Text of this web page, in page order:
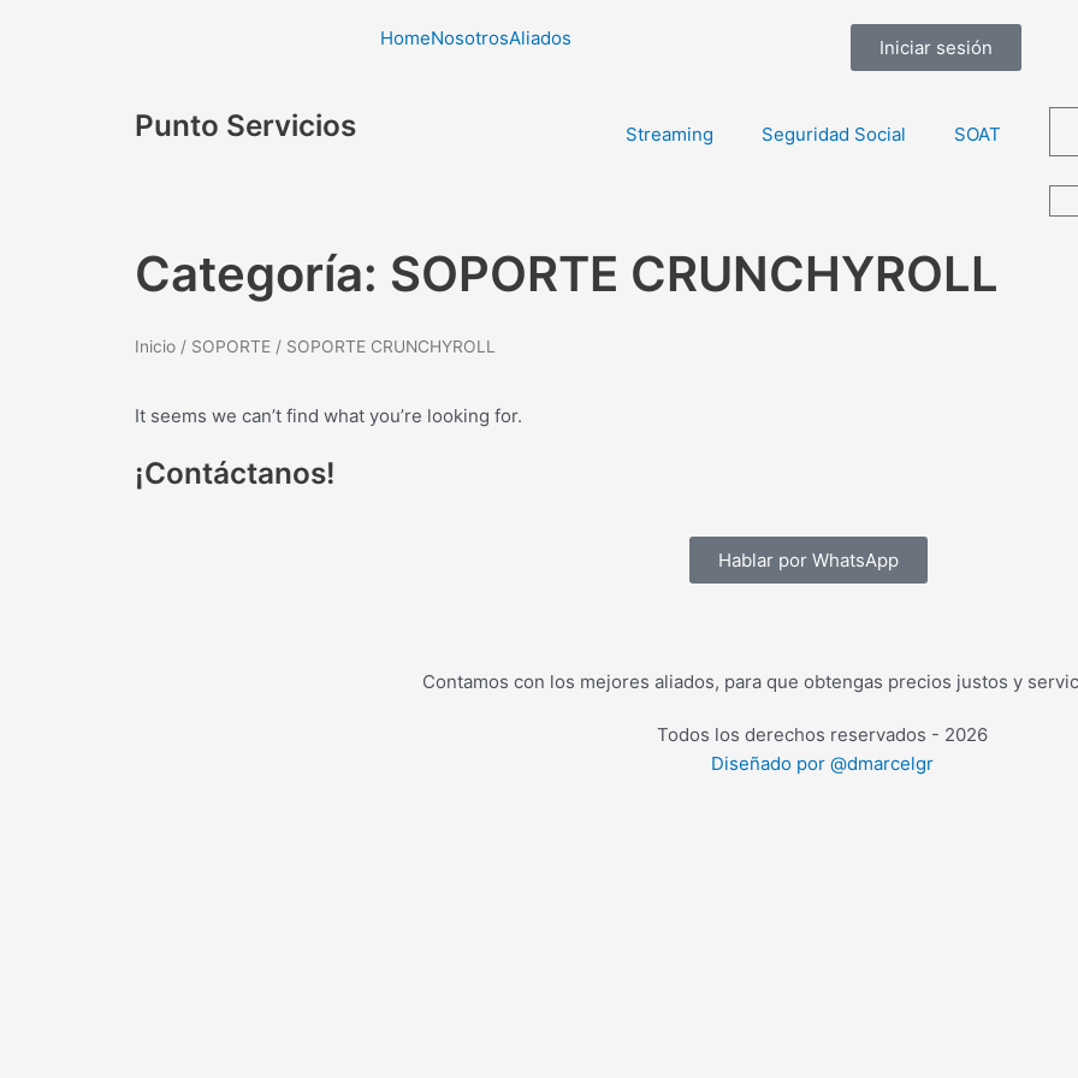
HomeNosotrosAliados Iniciar sesión
Punto Servicios Streaming Seguridad Social SOAT
Categoría: SOPORTE CRUNCHYROLL
Inicio / SOPORTE / SOPORTE CRUNCHYROLL
It seems we can’t find what you’re looking for.
¡Contáctanos!
Hablar por WhatsApp
Contamos con los mejores aliados, para que obtengas precios justos y
Todos los derechos reservados - 2026
Diseñado por @dmarcelgr